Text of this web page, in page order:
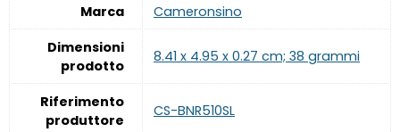
Marca
‎Cameronsino
Dimensioni
prodotto
‎8.41 x 4.95 x 0.27 cm; 38 grammi
Riferimento
produttore
‎CS-BNR510SL